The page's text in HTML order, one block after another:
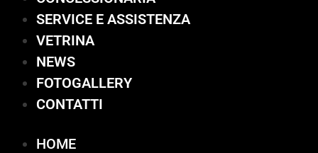
SERVICE E ASSISTENZA
VETRINA
NEWS
FOTOGALLERY
CONTATTI
HOME